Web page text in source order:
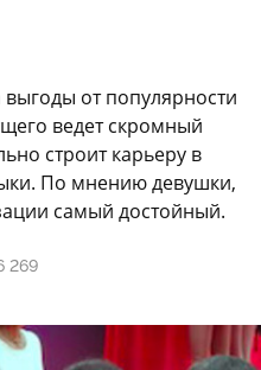
от популярности
ведет скромный
строит карьеру в
По мнению девушки,
самый достойный.
269